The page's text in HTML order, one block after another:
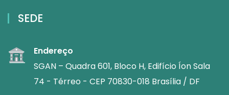
SEDE
Endereço
SGAN – Quadra 601, Bloco H, Edifício Íon Sala
74 - Térreo - CEP 70830-018 Brasília / DF